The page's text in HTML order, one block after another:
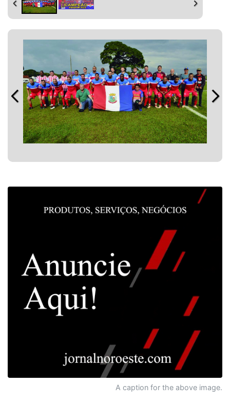
A caption for the above image.